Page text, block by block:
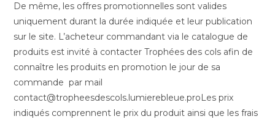
De même, les offres promotionnelles sont valides
uniquement durant la durée indiquée et leur publication
sur le site. L’acheteur commandant via le catalogue de
produits est invité à contacter Trophées des cols afin de
connaître les produits en promotion le jour de sa
commande par mail
contact@tropheesdescols.lumierebleue.proLes prix
indiqués comprennent le prix du produit ainsi que les frais